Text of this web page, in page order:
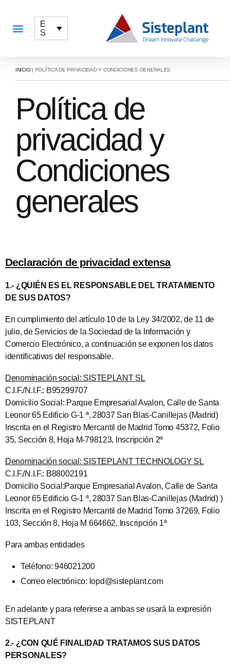
E
S
INICIO| POLÍTICA DE PRIVACIDAD Y CONDICIONES GENERALES
Política de
privacidad y
Condiciones
generales
Declaración de privacidad extensa
1.- ¿QUIÉN ES EL RESPONSABLE DEL TRATAMIENTO
DE SUS DATOS?
En cumplimiento del artículo 10 de la Ley 34/2002, de 11 de
julio, de Servicios de la Sociedad de la Información y
Comercio Electrónico, a continuación se exponen los datos
identificativos del responsable.
Denominación social: SISTEPLANT SL
C.I.F./N.I.F.: B95299707
Domicilio Social: Parque Empresarial Avalon, Calle de Santa
Leonor 65 Edificio G-1 ª, 28037 San Blas-Canillejas (Madrid)
Inscrita en el Registro Mercantil de Madrid Tomo 45372, Folio
35, Sección 8, Hoja M-798123, Inscripción 2ª
Denominación social: SISTEPLANT TECHNOLOGY SL
C.I.F./N.I.F.: B88002191
Domicilio Social:Parque Empresarial Avalon, Calle de Santa
Leonor 65 Edificio G-1 ª, 28037 San Blas-Canillejas (Madrid) )
Inscrita en el Registro Mercantil de Madrid Tomo 37269, Folio
103, Sección 8, Hoja M 664662, Inscripción 1ª
Para ambas entidades
Teléfono: 946021200
Correo electrónico: lopd@sisteplant.com
En adelante y para referirse a ambas se usará la expresión
SISTEPLANT
2.- ¿CON QUÉ FINALIDAD TRATAMOS SUS DATOS
PERSONALES?